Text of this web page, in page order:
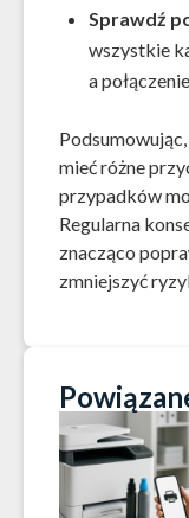
Sprawdź
wszystkie
a
mieć różne
przypadków
Regularna
znacząco
zmniejszyć